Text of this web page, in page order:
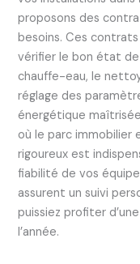
proposons des
besoins. Ces
vérifier le bon état
chauffe-eau, le
réglage des
énergétique
où le parc immobilier
rigoureux est
fiabilité de vos
assurent un suivi
puissiez profiter
l’année.